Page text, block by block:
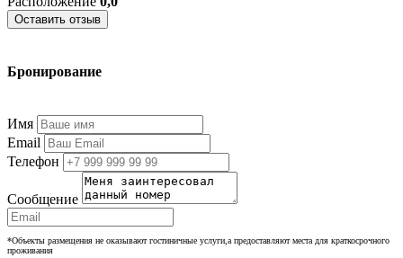
Оставить отзыв
Бронирование
Имя
Email
Телефон
Сообщение
*Объекты размещения не оказывают гостиничные услуги,а предоставляют места для краткосрочного
проживания